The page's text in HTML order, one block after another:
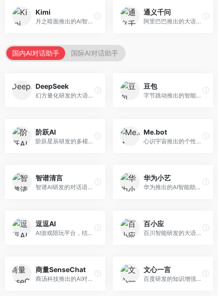
Kimi
月之暗面推出的AI智能助手，核心优势在于超长文本处理能力，支持20万字以上文档分析。面向学术研究者、职场人士和内容创作者，提供文档解读、PPT生成、联网搜索等综合服务。
通义千问
阿里巴巴推出的大语言模型平台，提供对话问答、文档处理、图像理解、代码编写等全方位AI服务。面向企业用户和个人开发者，集成阿里云生态，支持多模态交互，企业级安全保障。
国内AI对话助手 国际AI对话助手
DeepSeek
幻方量化研发的大语言模型平台，专注于深度推理和代码生成能力。面向开发者、研究人员和技术爱好者，提供强大的逻辑推理和数学计算功能，开源生态完善，API接口友好。
豆包
字节跳动推出的智能对话助手平台，提供文本创作、知识问答、英语学习等多种AI服务。面向普通用户和内容创作者，支持多轮对话和文件解析，免费使用，响应速度快，中文理解能力强。
阶跃AI
阶跃星辰研发的多模态大模型平台，支持文本、图像、视频的综合理解与生成。面向创作者和企业客户，提供内容创作、智能分析等服务，多模态能力突出。
Me.bot
心识宇宙推出的个性化AI伴侣，专注于情感交互和个人助理服务。面向个人用户，支持日程管理、情感陪伴、知识问答等功能，交互体验人性化。
智谱清言
智谱AI研发的对话语言模型，支持中英双语交互。面向中文用户和开发者，提供知识问答、代码编写、文档解读等服务，开源生态完善，学术研究背景深厚。
华为小艺
华为推出的AI智能助手网页端，深度整合鸿蒙生态和华为云服务。面向华为设备用户，支持语音交互、智能问答、设备控制等功能，与华为硬件生态无缝衔接。
逗逗AI
AI游戏陪玩平台，结合游戏理解和自然语言交互技术。面向游戏玩家，提供游戏攻略、陪玩互动、社交聊天等服务，游戏知识丰富，互动体验有趣。
百小应
百川智能研发的大语言模型助手，专注于中文理解和生成。面向中文用户，提供知识问答、文本创作、代码辅助等服务，模型参数规模大，中文表达流畅自然。
商量SenseChat
商汤科技推出的AI对话平台，结合计算机视觉和自然语言处理技术。面向企业用户和开发者，支持多模态交互，视觉理解能力强，适合智能客服和内容创作场景。
文心一言
百度研发的知识增强大语言模型，深度融合百度知识图谱和搜索能力。面向中文用户，提供知识问答、文本创作、逻辑推理等服务，中文语境理解准确，知识覆盖面广。